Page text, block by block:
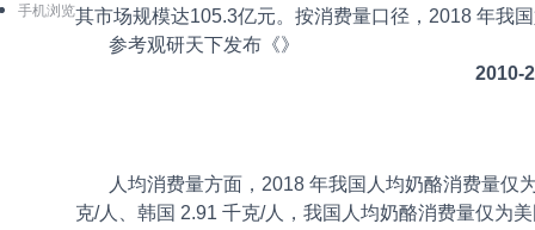
手机浏览其市场规模达105.3亿元。按消费量口径，2018 年我
参考观研天下发布《》
2010-
人均消费量方面，2018 年我国人均奶酪消费量仅
克/人、韩国 2.91 千克/人，我国人均奶酪消费量仅为